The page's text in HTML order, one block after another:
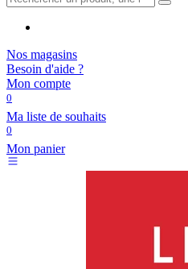
Nos magasins
Besoin d'aide ?
Mon compte
0
Ma liste de souhaits
0
Mon panier